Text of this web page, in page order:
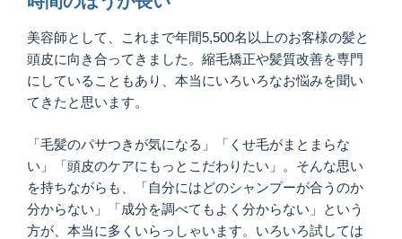
美容師として、これまで年間5,500名以上のお客様の髪と
頭皮に向き合ってきました。縮毛矯正や髪質改善を専門
にしていることもあり、本当にいろいろなお悩みを聞い
てきたと思います。
「毛髪のパサつきが気になる」「くせ毛がまとまらな
い」「頭皮のケアにもっとこだわりたい」。そんな思い
を持ちながらも、「自分にはどのシャンプーが合うのか
分からない」「成分を調べてもよく分からない」という
方が、本当に多くいらっしゃいます。いろいろ試しては